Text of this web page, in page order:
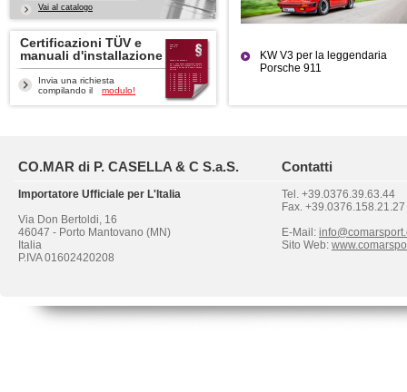
Vai al catalogo
Certificazioni TÜV e
manuali d'installazione
Invia una richiesta
compilando il
modulo!
KW V3 per la leggendaria
Porsche 911
CO.MAR di P. CASELLA & C S.a.S.
Importatore Ufficiale per L'Italia
Via Don Bertoldi, 16
46047 - Porto Mantovano (MN)
Italia
P.IVA 01602420208
Contatti
Tel. +39.0376.39.63.44
Fax. +39.0376.158.21.27
E-Mail:
Sito Web: